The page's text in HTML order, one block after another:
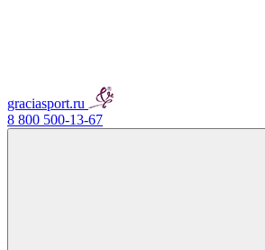
graciasport.ru
8 800 500-13-67